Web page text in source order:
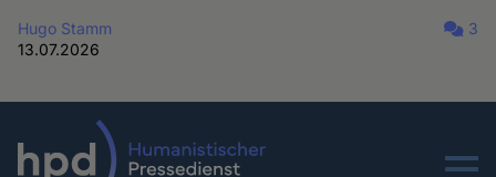
Hugo Stamm
13.07.2026
3